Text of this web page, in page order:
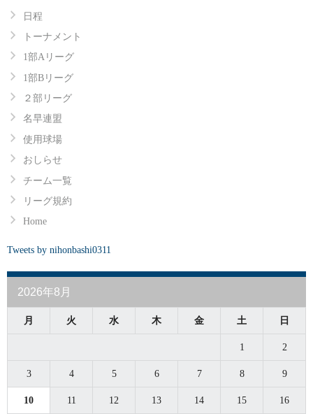
日程
トーナメント
1部Aリーグ
1部Bリーグ
２部リーグ
名早連盟
使用球場
おしらせ
チーム一覧
リーグ規約
Home
Tweets by nihonbashi0311
2026年8月
月 火 水 木 金 土 日
1 2
3 4 5 6 7 8 9
10 11 12 13 14 15 16